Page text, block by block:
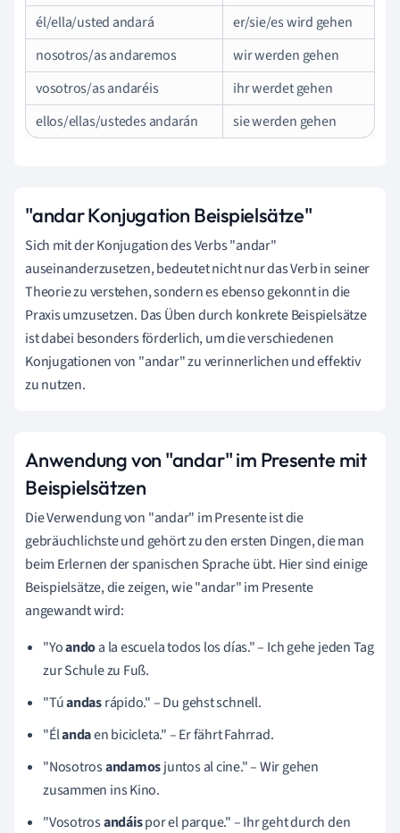
él/ella/usted andará
er/sie/es wird gehen
nosotros/as andaremos
wir werden gehen
vosotros/as andaréis
ihr werdet gehen
ellos/ellas/ustedes andarán
sie werden gehen
"andar Konjugation Beispielsätze"
Sich mit der Konjugation des Verbs "andar"
auseinanderzusetzen, bedeutet nicht nur das Verb in seiner
Theorie zu verstehen, sondern es ebenso gekonnt in die
Praxis umzusetzen. Das Üben durch konkrete Beispielsätze
ist dabei besonders förderlich, um die verschiedenen
Konjugationen von "andar" zu verinnerlichen und effektiv
zu nutzen.
Anwendung von "andar" im Presente mit
Beispielsätzen
Die Verwendung von "andar" im Presente ist die
gebräuchlichste und gehört zu den ersten Dingen, die man
beim Erlernen der spanischen Sprache übt. Hier sind einige
Beispielsätze, die zeigen, wie "andar" im Presente
angewandt wird:
"Yoandoa la escuela todos los días." – Ich gehe jeden Tag
zur Schule zu Fuß.
"Túandasrápido." – Du gehst schnell.
"Élandaen bicicleta." – Er fährt Fahrrad.
"Nosotrosandamosjuntos al cine." – Wir gehen
zusammen ins Kino.
"Vosotrosandáispor el parque." – Ihr geht durch den